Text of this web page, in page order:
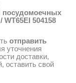
посудомоечных
WT65EI 504158
отправить
уточнения
доставки,
оставить свой